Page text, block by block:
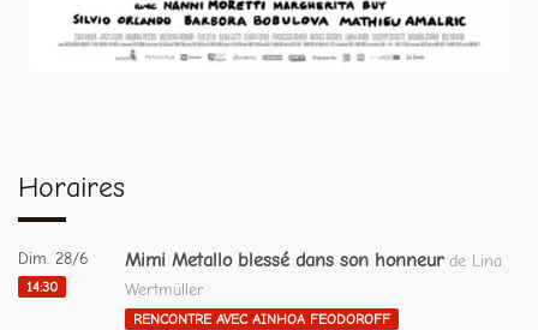
Horaires
Dim. 28/6
14:30
Mimi Metallo blessé dans son honneur de Lina
Wertmüller
RENCONTRE AVEC AINHOA FEODOROFF